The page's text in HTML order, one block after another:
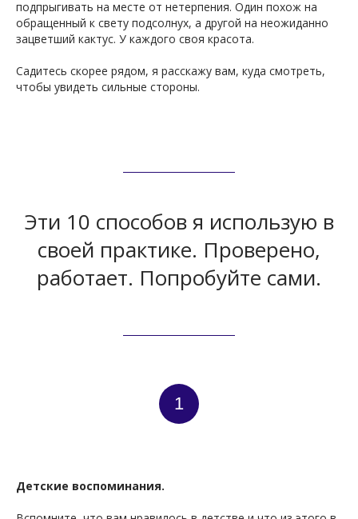
подпрыгивать на месте от нетерпения. Один похож на
обращенный к свету подсолнух, а другой на неожиданно
зацветший кактус. У каждого своя красота.
Садитесь скорее рядом, я расскажу вам, куда смотреть,
чтобы увидеть сильные стороны.
Эти 10 способов я использую в
своей практике. Проверено,
работает. Попробуйте сами.
1
Детские воспоминания.